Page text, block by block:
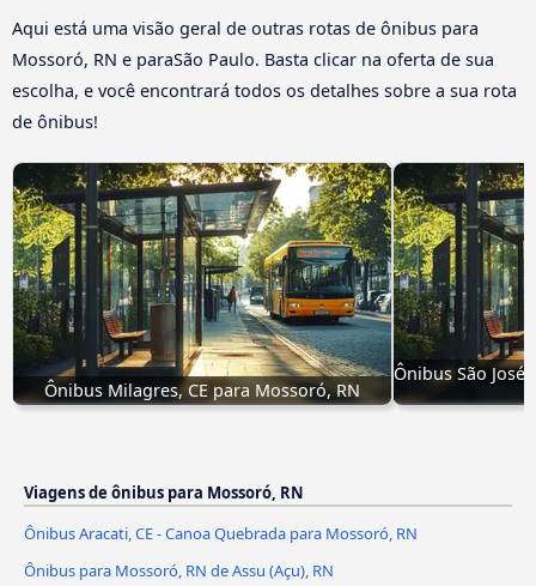
Aqui está uma visão geral de outras rotas de ônibus para
Mossoró, RN e paraSão Paulo. Basta clicar na oferta de sua
escolha, e você encontrará todos os detalhes sobre a sua rota
de ônibus!
Ônibus Milagres, CE para Mossoró, RN
Ônibus São
Viagens de ônibus para Mossoró, RN
Ônibus Aracati, CE - Canoa Quebrada para Mossoró, RN
Ônibus para Mossoró, RN de Assu (Açu), RN